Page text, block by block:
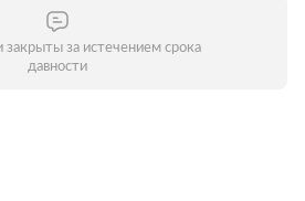
закрыты за истечением срока
давности